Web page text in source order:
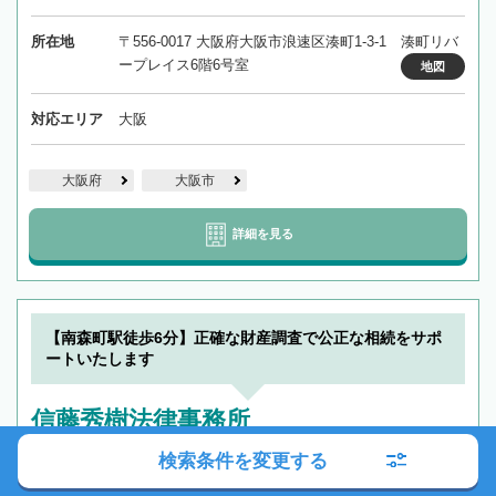
所在地
〒556-0017 大阪府大阪市浪速区湊町1-3-1 湊町リバ
ープレイス6階6号室
地図
対応エリア 大阪
大阪府 大阪市
詳細を見る
【南森町駅徒歩6分】正確な財産調査で公正な相続をサポ
ートいたします
信藤秀樹法律事務所
全国出張対応可
検索条件を変更する